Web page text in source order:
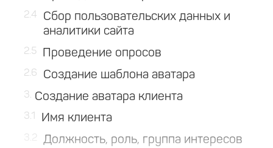
2.4
Сбор пользовательских данных и
аналитики сайта
2.5 Проведение опросов
2.6 Создание шаблона аватара
3 Создание аватара клиента
3.1 Имя клиента
Должность, роль, группа интересов